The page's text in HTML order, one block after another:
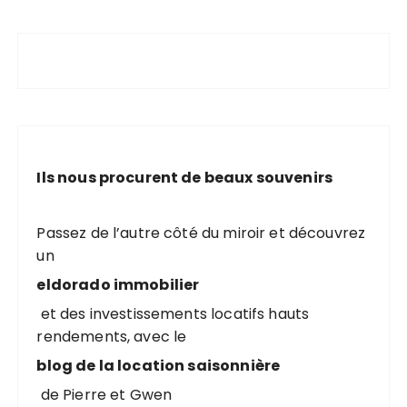
Ils nous procurent de beaux souvenirs
Passez de l’autre côté du miroir et découvrez
un
eldorado immobilier
et des investissements locatifs hauts
rendements, avec le
blog de la location saisonnière
de Pierre et Gwen